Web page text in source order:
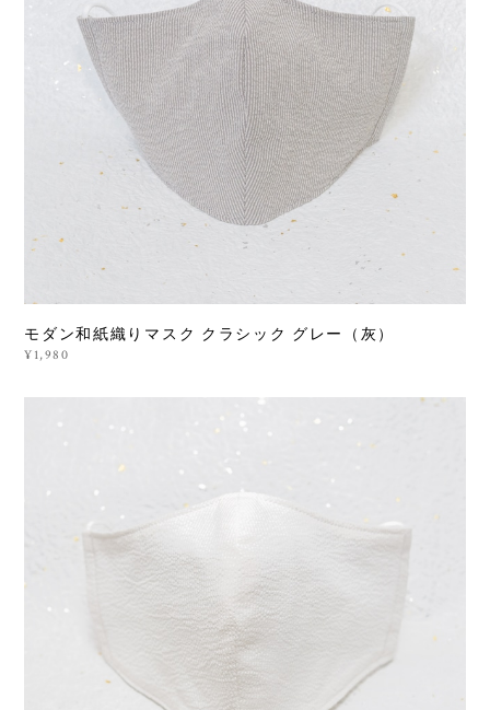
モダン和紙織りマスク クラシック グレー（灰）
¥1,980